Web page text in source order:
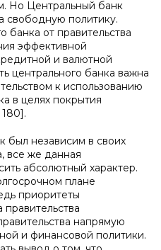
Но Центральный банк
свободную политику.
банка от правительства
эффективной
и валютной
центрального банка важна
к использованию
в целях покрытия
был независим в своих
все же данная
абсолютный характер.
плане
приоритеты
напрямую
и финансовой политики.